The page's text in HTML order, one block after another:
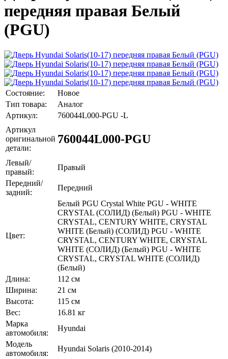
передняя правая Белый
(PGU)
Состояние:
Новое
Тип товара:
Аналог
Артикул:
760044L000-PGU -L
Артикул
оригинальной
детали:
760044L000-PGU
Левый/
правый:
Правый
Передний/
задний:
Передний
Цвет:
Белый PGU Crystal White PGU - WHITE
CRYSTAL (СОЛИД) (Белый) PGU - WHITE
CRYSTAL, CENTURY WHITE, CRYSTAL
WHITE (Белый) (СОЛИД) PGU - WHITE
CRYSTAL, CENTURY WHITE, CRYSTAL
WHITE (СОЛИД) (Белый) PGU - WHITE
CRYSTAL, CRYSTAL WHITE (СОЛИД)
(Белый)
Длина:
112 см
Ширина:
21 см
Высота:
115 см
Вес:
16.81 кг
Марка
автомобиля:
Hyundai
Модель
автомобиля:
Hyundai Solaris (2010-2014)